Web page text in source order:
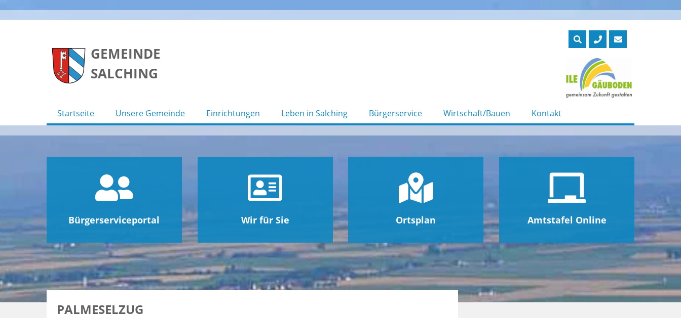
GEMEINDE
SALCHING
Startseite Unsere Gemeinde Einrichtungen Leben in Salching Bürgerservice Wirtschaft/Bauen Kontakt
Bürgerserviceportal Wir für Sie Ortsplan Amtstafel Online
PALMESELZUG